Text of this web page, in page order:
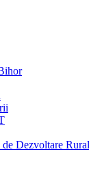
Dezvoltare